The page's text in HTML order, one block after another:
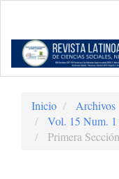
Contenido
principal
Barra
Inicio
Archivos
Vol. 15 Num. 1
Primera